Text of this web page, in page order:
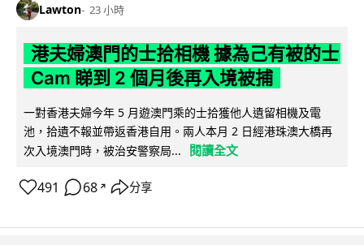
Lawton 23 小時
港夫婦澳門的士拾相機 據為己有被的士
Cam 睇到 2 個月後再入境被捕
一對香港夫婦今年 5 月遊澳門乘的士拾獲他人遺留相機及電
池，拾遺不報並帶返香港自用。兩人本月 2 日經港珠澳大橋再
次入境澳門時，被治安警察局...
閱讀全文
491 68 ↗ 分享